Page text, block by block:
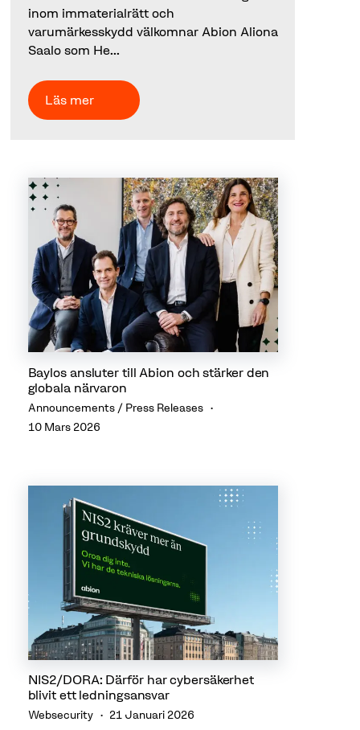
inom immaterialrätt och
varumärkesskydd välkomnar Abion Aliona
Saalo som He...
Läs mer
Baylos ansluter till Abion och stärker den
globala närvaron
Announcements / Press Releases
10 Mars 2026
NIS2/DORA: Därför har cybersäkerhet
blivit ett ledningsansvar
Websecurity 21 Januari 2026